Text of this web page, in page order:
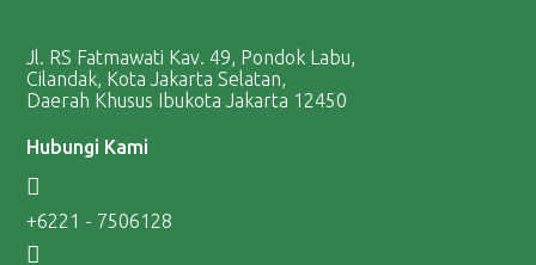
Jl. RS Fatmawati Kav. 49, Pondok Labu,
Cilandak, Kota Jakarta Selatan,
Daerah Khusus Ibukota Jakarta 12450
Hubungi Kami
+6221 - 7506128